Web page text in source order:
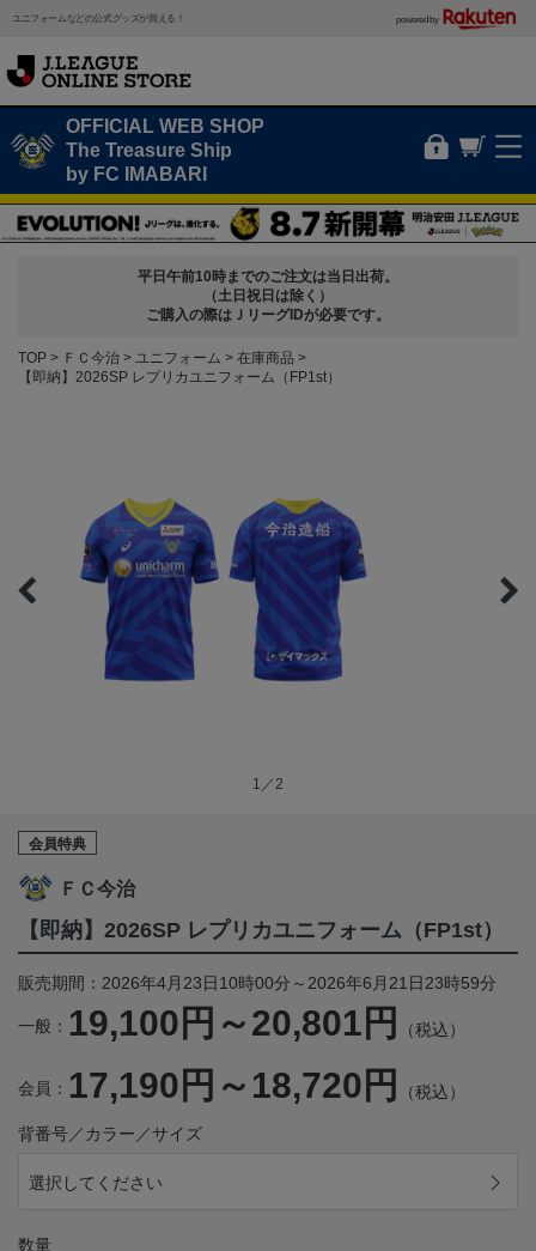
ユニフォームなどの公式グッズが買える！ powered by
OFFICIAL WEB SHOP
The Treasure Ship
by FC IMABARI
平日午前10時までのご注文は当日出荷。
（土日祝日は除く）
ご購入の際はＪリーグIDが必要です。
TOP ＦＣ今治 ユニフォーム
在庫商品
【即納】2026SP レプリカユニフォーム（FP1st）
1／2
会員特典
ＦＣ今治
【即納】2026SP レプリカユニフォーム（FP1st）
販売期間：2026年4月23日10時00分～2026年6月21日23時59分
一般： 19,100円～20,801円 （税込）
会員： 17,190円～18,720円 （税込）
背番号／カラー／サイズ
選択してください
数量